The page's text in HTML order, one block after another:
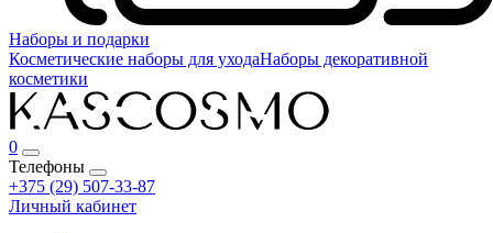
Наборы и подарки
Косметические наборы для уходаНаборы декоративной
косметики
0
Телефоны
+375 (29) 507-33-87
Личный кабинет